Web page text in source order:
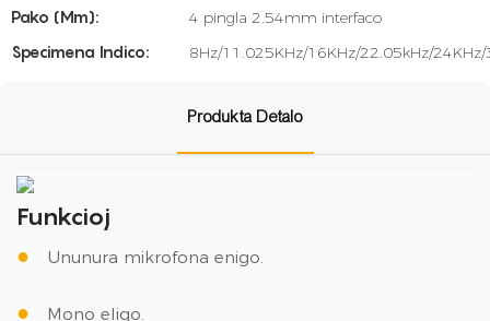
Pako (mm):
4 pingla 2.54mm interfaco
Specimena Indico:
8Hz/11.025KHz/16KHz/22.05kHz/
Produkta Detalo
Funkcioj
● Ununura mikrofona enigo.
● Mono eligo.